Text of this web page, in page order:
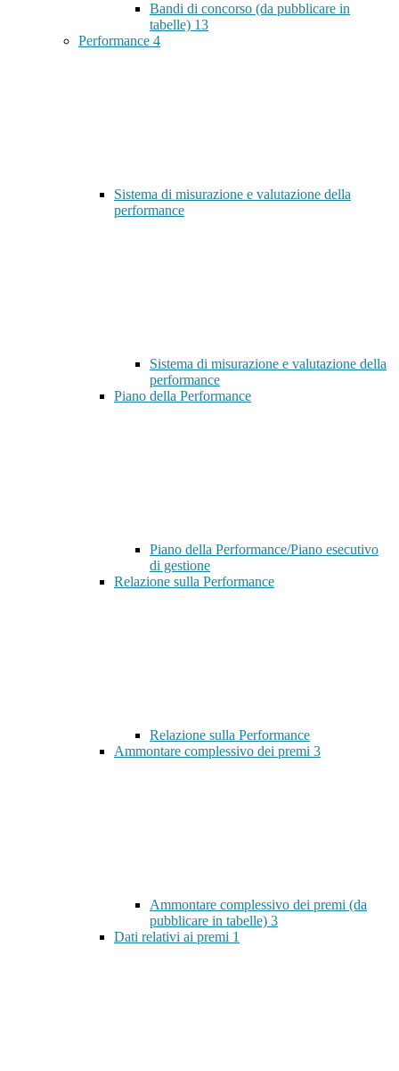
Bandi di concorso (da pubblicare in
tabelle) 13
Performance 4
Sistema di misurazione e valutazione della
performance
Sistema di misurazione e valutazione della
performance
Piano della Performance
Piano della Performance/Piano esecutivo
di gestione
Relazione sulla Performance
Relazione sulla Performance
Ammontare complessivo dei premi 3
Ammontare complessivo dei premi (da
pubblicare in tabelle) 3
Dati relativi ai premi 1